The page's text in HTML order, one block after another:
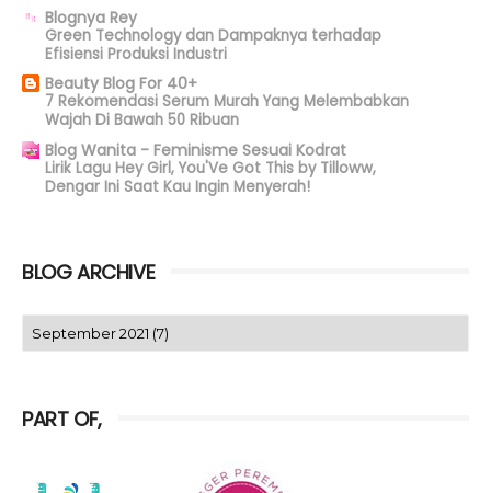
Blognya Rey
Green Technology dan Dampaknya terhadap
Efisiensi Produksi Industri
Beauty Blog For 40+
7 Rekomendasi Serum Murah Yang Melembabkan
Wajah Di Bawah 50 Ribuan
Blog Wanita - Feminisme Sesuai Kodrat
Lirik Lagu Hey Girl, You'Ve Got This by Tilloww,
Dengar Ini Saat Kau Ingin Menyerah!
BLOG ARCHIVE
PART OF,